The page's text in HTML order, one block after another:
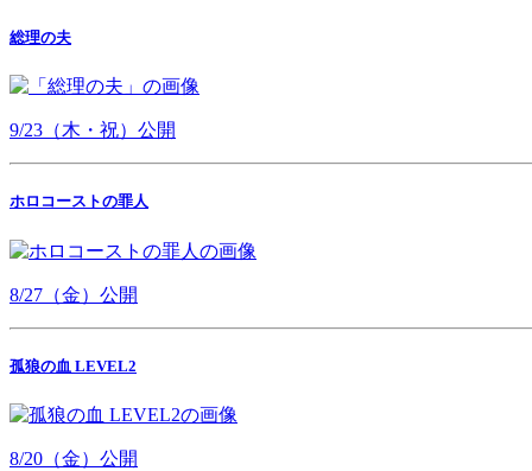
総理の夫
9/23（木・祝）公開
ホロコーストの罪人
8/27（金）公開
孤狼の血 LEVEL2
8/20（金）公開